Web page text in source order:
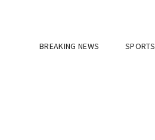
BREAKING NEWS SPORTS